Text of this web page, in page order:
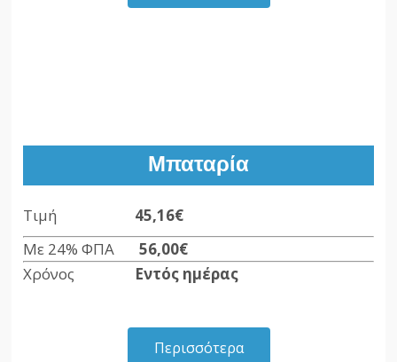
Μπαταρία
Τιμή 45,16€
Με 24% ΦΠΑ56,00€
Χρόνος Εντός ημέρας
Περισσότερα